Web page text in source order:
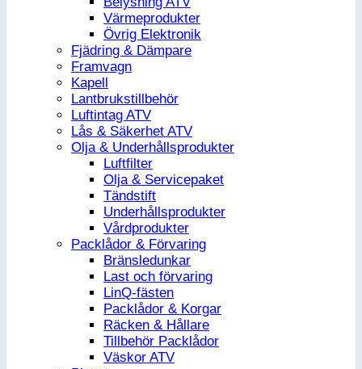
Värmeprodukter
Övrig Elektronik
Fjädring & Dämpare
Framvagn
Kapell
Lantbrukstillbehör
Luftintag ATV
Lås & Säkerhet ATV
Olja & Underhållsprodukter
Luftfilter
Olja & Servicepaket
Tändstift
Underhållsprodukter
Vårdprodukter
Packlådor & Förvaring
Bränsledunkar
Last och förvaring
LinQ-fästen
Packlådor & Korgar
Räcken & Hållare
Tillbehör Packlådor
Väskor ATV